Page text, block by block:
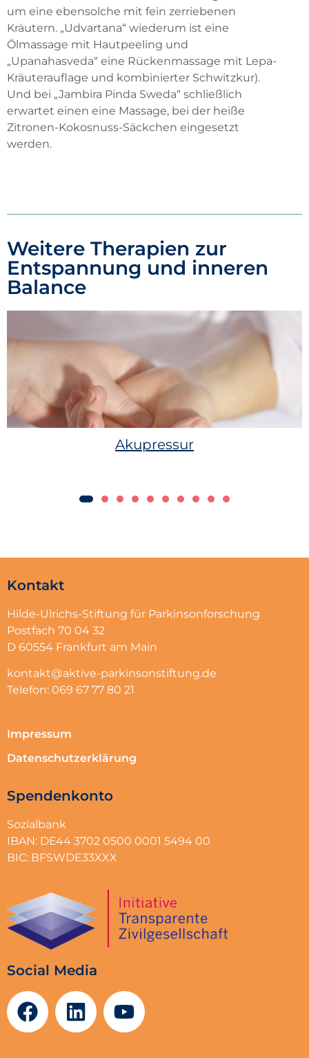
um eine ebensolche mit fein zerriebenen
Kräutern. „Udvartana“ wiederum ist eine
Ölmassage mit Hautpeeling und
„Upanahasveda“ eine Rückenmassage mit Lepa-
Kräuterauflage und kombinierter Schwitzkur).
Und bei „Jambira Pinda Sweda“ schließlich
erwartet einen eine Massage, bei der heiße
Zitronen-Kokosnuss-Säckchen eingesetzt
werden.
Weitere Therapien zur
Entspannung und inneren
Balance
Akupressur
Kontakt
Hilde-Ulrichs-Stiftung für Parkinsonforschung
Postfach 70 04 32
D 60554 Frankfurt am Main
kontakt@aktive-parkinsonstiftung.de
Telefon: 069 67 77 80 21
Impressum
Datenschutzerklärung
Spendenkonto
Sozialbank
IBAN: DE44 3702 0500 0001 5494 00
BIC: BFSWDE33XXX
Social Media